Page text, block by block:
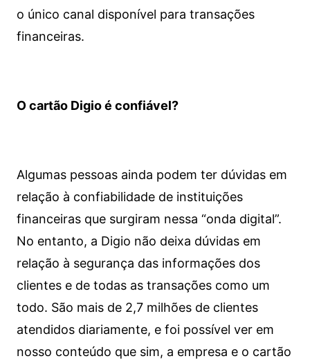
o único canal disponível para transações
financeiras.
O cartão Digio é confiável?
Algumas pessoas ainda podem ter dúvidas em
relação à confiabilidade de instituições
financeiras que surgiram nessa “onda digital”.
No entanto, a Digio não deixa dúvidas em
relação à segurança das informações dos
clientes e de todas as transações como um
todo. São mais de 2,7 milhões de clientes
atendidos diariamente, e foi possível ver em
nosso conteúdo que sim, a empresa e o cartão